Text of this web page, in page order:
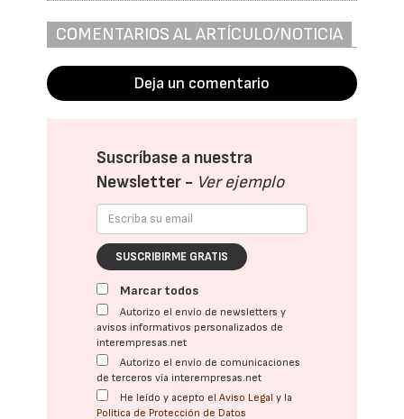
COMENTARIOS AL ARTÍCULO/NOTICIA
Deja un comentario
Suscríbase a nuestra
Newsletter - Ver ejemplo
SUSCRIBIRME GRATIS
Marcar todos
Autorizo el envío de newsletters y
avisos informativos personalizados de
interempresas.net
Autorizo el envío de comunicaciones
de terceros vía interempresas.net
He leído y acepto elAviso Legal y la
Política de Protección de Datos